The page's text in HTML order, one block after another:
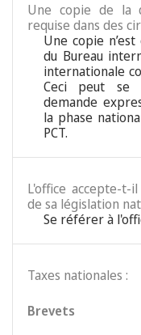
Une copie de la
requise dans des
Une copie n’est
du Bureau
internationale
Ceci peut se
demande
la phase
PCT.
L'office accepte-t-
de sa législation
Se référer à
Taxes nationales :
Brevets